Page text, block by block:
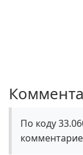
По коду